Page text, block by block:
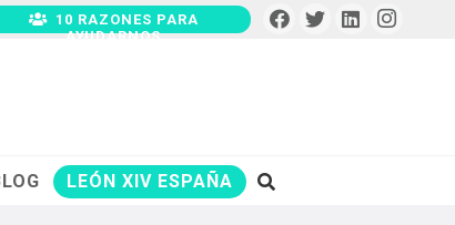
10 RAZONES PARA
AYUDARNOS
LEÓN XIV ESPAÑA